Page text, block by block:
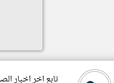
تابع اخر اخبار